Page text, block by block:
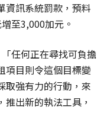
資訊系統罰款，預料
至3,000加元。
任何正在尋找可負擔
項目則令這個目標變
取強有力的行動，來
出新的執法工具，